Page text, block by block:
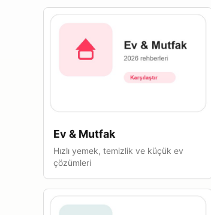
Ev & Mutfak
Hızlı yemek, temizlik ve küçük ev
çözümleri